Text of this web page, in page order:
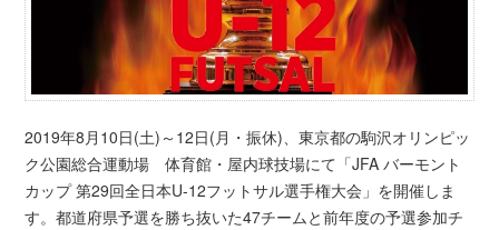
2019年8月10日(土)～12日(月・振休)、東京都の駒沢オリンピッ
ク公園総合運動場 体育館・屋内球技場にて「JFA バーモント
カップ 第29回全日本U-12フットサル選手権大会」を開催しま
す。都道府県予選を勝ち抜いた47チームと前年度の予選参加チ